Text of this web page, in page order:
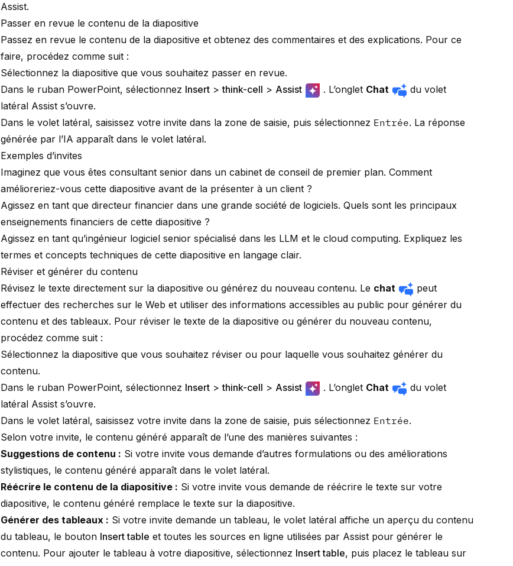
Assist.
Passer en revue le contenu de la diapositive
Passez en revue le contenu de la diapositive et obtenez des commentaires et des explications. Pour ce
faire, procédez comme suit :
Sélectionnez la diapositive que vous souhaitez passer en revue.
Dans le ruban PowerPoint, sélectionnez Insert >think-cell > Assist . L’onglet Chat
du volet
latéral Assist s’ouvre.
Dans le volet latéral, saisissez votre invite dans la zone de saisie, puis sélectionnez Entrée. La réponse
générée par l’IA apparaît dans le volet latéral.
Exemples d’invites
Imaginez que vous êtes consultant senior dans un cabinet de conseil de premier plan. Comment
amélioreriez-vous cette diapositive avant de la présenter à un client ?
Agissez en tant que directeur financier dans une grande société de logiciels. Quels sont les principaux
enseignements financiers de cette diapositive ?
Agissez en tant qu’ingénieur logiciel senior spécialisé dans les LLM et le cloud computing. Expliquez les
termes et concepts techniques de cette diapositive en langage clair.
Réviser et générer du contenu
Révisez le texte directement sur la diapositive ou générez du nouveau contenu. Le chat
peut
effectuer des recherches sur le Web et utiliser des informations accessibles au public pour générer du
contenu et des tableaux. Pour réviser le texte de la diapositive ou générer du nouveau contenu,
procédez comme suit :
Sélectionnez la diapositive que vous souhaitez réviser ou pour laquelle vous souhaitez générer du
contenu.
Dans le ruban PowerPoint, sélectionnez Insert >think-cell > Assist . L’onglet Chat
du volet
latéral Assist s’ouvre.
Dans le volet latéral, saisissez votre invite dans la zone de saisie, puis sélectionnez Entrée.
Selon votre invite, le contenu généré apparaît de l’une des manières suivantes :
Suggestions de contenu : Si votre invite vous demande d’autres formulations ou des améliorations
stylistiques, le contenu généré apparaît dans le volet latéral.
Réécrire le contenu de la diapositive : Si votre invite vous demande de réécrire le texte sur votre
diapositive, le contenu généré remplace le texte sur la diapositive.
Générer des tableaux : Si votre invite demande un tableau, le volet latéral affiche un aperçu du contenu
du tableau, le bouton Insert table et toutes les sources en ligne utilisées par Assist pour générer le
contenu. Pour ajouter le tableau à votre diapositive, sélectionnez Insert table, puis placez le tableau sur